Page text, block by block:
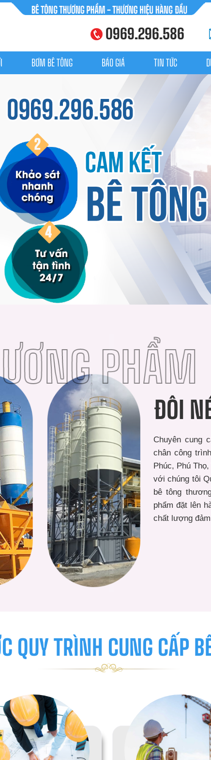
0969.296.586
BƠM BÊ TÔNG BÁO GIÁ TIN TỨC
ĐÔI
Chuyên cung
chân công
Phúc, Phú
với chúng tôi
bê tông
phẩm đặt lên
chất lượng
QUY TRÌNH CUNG CẤP